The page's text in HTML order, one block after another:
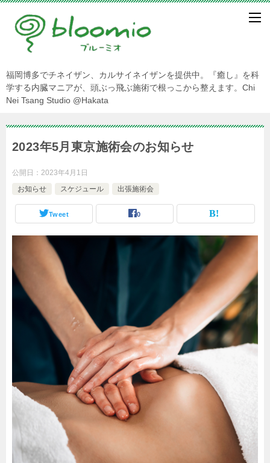
福岡博多でチネイザン、カルサイネイザンを提供中。『癒し』を科
学する内臓マニアが、頭ぶっ飛ぶ施術で根っこから整えます。Chi
Nei Tsang Studio @Hakata
2023年5月東京施術会のお知らせ
公開日： 2023年4月1日
お知らせ
スケジュール 出張施術会
Tweet 0